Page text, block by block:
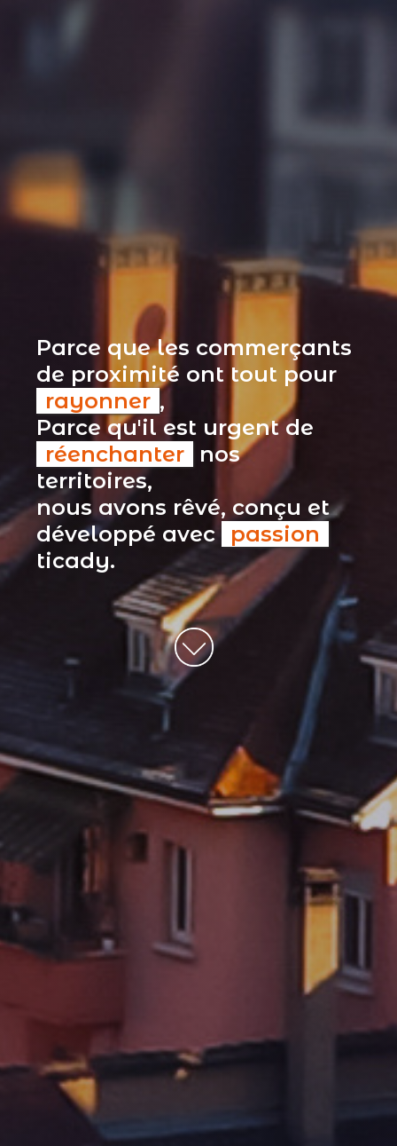
Parce que les commerçants
de proximité ont tout pour
rayonner ,
Parce qu'il est urgent de
réenchanter
nos
territoires,
nous avons rêvé, conçu et
développé avec passion
ticady.